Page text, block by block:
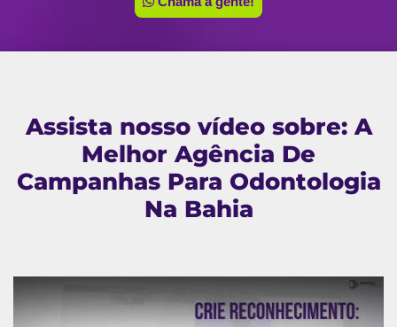
Assista nosso vídeo sobre: A
Melhor Agência De
Campanhas Para Odontologia
Na Bahia